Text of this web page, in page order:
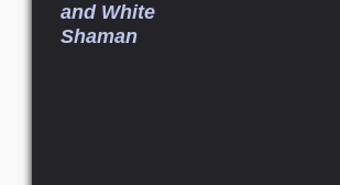
and White
Shaman